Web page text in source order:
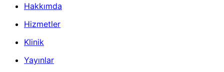
Hakkımda
Hizmetler
Klinik
Yayınlar